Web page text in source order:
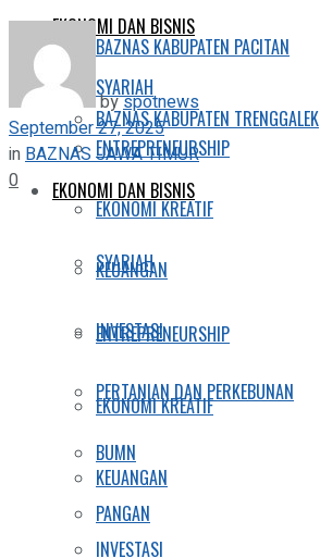
EKONOMI DAN BISNIS
SYARIAH
ENTREPRENEURSHIP
EKONOMI KREATIF
KEUANGAN
INVESTASI
PERTANIAN DAN PERKEBUNAN
BUMN
PANGAN
BAZNAS KABUPATEN PACITAN
BAZNAS KABUPATEN TRENGGALEK
EKONOMI DAN BISNIS
SYARIAH
ENTREPRENEURSHIP
EKONOMI KREATIF
KEUANGAN
INVESTASI
byspotnews
September 27, 2025
in BAZNAS JAWA TIMUR
0